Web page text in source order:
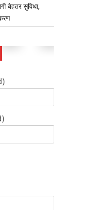
बेहतर सुविधा,